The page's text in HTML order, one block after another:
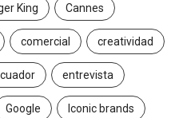
King Cannes
comercial creatividad
entrevista
Google Iconic brands